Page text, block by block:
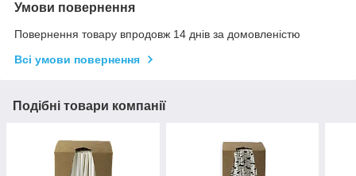
Умови повернення
Повернення товару впродовж 14 днів за домовленістю
Всі умови повернення
Подібні товари компанії